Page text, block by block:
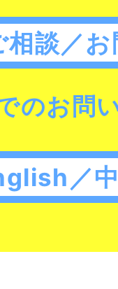
相談／
のお問
／